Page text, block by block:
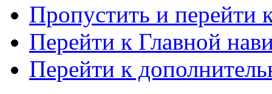
Пропустить и перейти
Перейти к Главной
Перейти к